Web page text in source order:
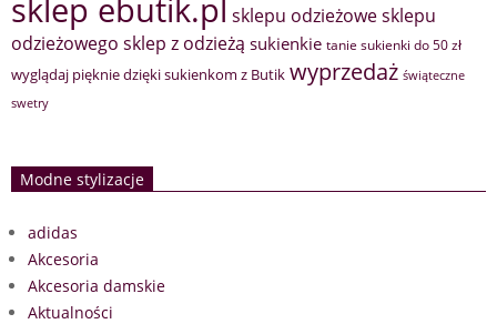
sklep ebutik.pl sklepu odzieżowesklepu
odzieżowego sklep z odzieżą sukienkie tanie sukienki do 50 zł
wyglądaj pięknie dzięki sukienkom z Butik wyprzedaż świąteczne
swetry
Modne stylizacje
adidas
Akcesoria
Akcesoria damskie
Aktualności